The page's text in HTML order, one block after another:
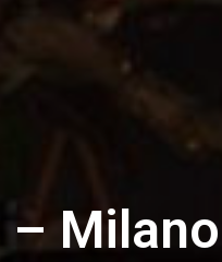
– Milano